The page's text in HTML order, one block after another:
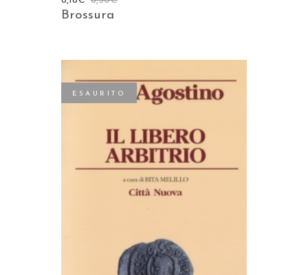
Brossura
ESAURITO